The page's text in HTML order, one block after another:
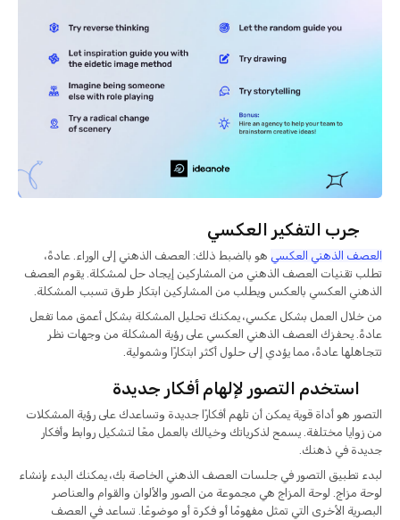
جرب التفكير العكسي
العصف الذهني العكسي هو بالضبط ذلك: العصف الذهني إلى الوراء. عادةً،
تطلب تقنيات العصف الذهني من المشاركين إيجاد حل لمشكلة. يقوم العصف
الذهني العكسي بالعكس ويطلب من المشاركين ابتكار طرق تسبب المشكلة.
من خلال العمل بشكل عكسي، يمكنك تحليل المشكلة بشكل أعمق مما تفعل
عادةً. يحفزك العصف الذهني العكسي على رؤية المشكلة من وجهات نظر
تتجاهلها عادةً، مما يؤدي إلى حلول أكثر ابتكارًا وشمولية.
استخدم التصور لإلهام أفكار جديدة
التصور هو أداة قوية يمكن أن تلهم أفكارًا جديدة وتساعدك على رؤية المشكلات
من زوايا مختلفة. يسمح لذكرياتك وخيالك بالعمل معًا لتشكيل روابط وأفكار
جديدة في ذهنك.
لبدء تطبيق التصور في جلسات العصف الذهني الخاصة بك، يمكنك البدء بإنشاء
لوحة مزاج. لوحة المزاج هي مجموعة من الصور والألوان والقوام والعناصر
البصرية الأخرى التي تمثل مفهومًا أو فكرة أو موضوعًا. تساعد في العصف